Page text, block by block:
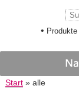
• Produkte
Start» alle